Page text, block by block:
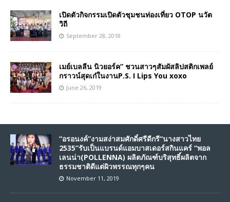
เปิดตัวกิจกรรมเปิดตัวชุมชนท่องเที่ยว OTOP นวัต
วิถี
September 28, 2018
เมย์เบลลีน นิวยอร์ค” ชวนสาวๆสัมผัสลิปสติกเพลย์
กราวน์สุดเก๋ในงานP.S. I Lips You xoxo
June 26, 2019
“อรอนงค์”งามสง่าสมศักดิ์ศรีดีกรี“นางสาวไทย
2535”รับเป็นแบรนด์แอมบาสเดอร์สกินแคร์ “พอล
เลนน่า(POLLENNA) ผลิตภัณฑ์บริสุทธิ์ผลิตจาก
ธรรมชาติดีแต่ผิวพรรณทุกๆคน
November 11, 2019